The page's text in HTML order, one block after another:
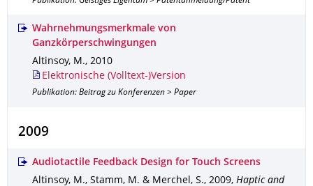
Wahrnehmungsmerkmale von
Ganzkörperschwingungen
Altinsoy, M., 2010
Elektronische (Volltext-)Version
Publikation: Beitrag zu Konferenzen > Paper
2009
Audiotactile Feedback Design for Touch Screens
Altinsoy, M., Stamm, M. & Merchel, S., 2009, Haptic and